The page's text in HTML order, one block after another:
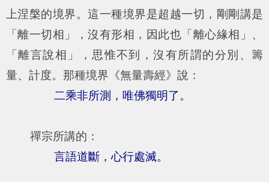
上涅槃的境界。這一種境界是超越一切，剛剛講是
「離一切相」，沒有形相，因此也「離心緣相」、
「離言說相」，思惟不到，沒有所謂的分別、籌
量、計度。那種境界《無量壽經》說：
二乘非所測，唯佛獨明了。
禪宗所講的：
言語道斷，心行處滅。